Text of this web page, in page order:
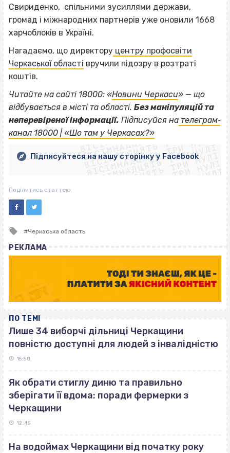
Свириденко, спільними зусиллями держави,
громад і міжнародних партнерів уже оновили 1668
харчоблоків в Україні.
Нагадаємо, що директору центру профосвіти
Черкаської області вручили підозру в розтраті
коштів.
Читайте на сайті 18000: «Новини Черкаси» — що
відбувається в місті та області. Без маніпуляцій та
неперевіреної інформації. Підписуйся на телеграм‐
канал 18000 | «Шо там у Черкасах?»
ВІСІМНАДЦЯТЬ ТРИ НУЛІ
ВІСІМНАДЦЯТЬ ТРИ НУЛІ
ВІСІМНАДЦЯТЬ ТРИ НУЛІ
ВІСІМНАДЦЯТЬ ТРИ НУЛІ
ВІСІМНАДЦЯТЬ ТРИ НУЛІ
ВІСІМНАДЦЯТЬ ТРИ НУЛІ
ВІСІМНАДЦЯТЬ ТРИ НУЛІ
ВІСІМНАДЦЯТЬ ТРИ НУЛІ
Підписуйтеся на нашу сторінку у Facebook
Поділитись статтею
Tagged
Черкаська область
РЕКЛАМА
ПО ТЕМІ
Лише 34 виборчі дільниці Черкащини
повністю доступні для людей з інвалідністю
15:50
Як обрати стиглу диню та правильно
зберігати її вдома: поради фермерки з
Черкащини
12:45
На водоймах Черкащини від початку року